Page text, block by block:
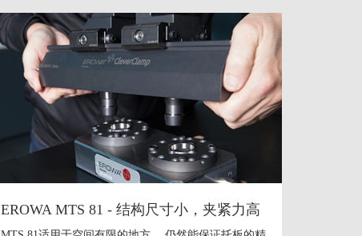
EROWA MTS 81 - 结构尺寸小，夹紧力高